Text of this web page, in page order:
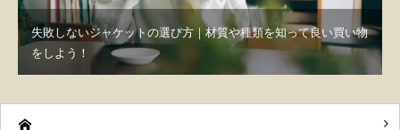
失敗しないジャケットの選び方｜材質や種類を知って良い買い物
をしよう！